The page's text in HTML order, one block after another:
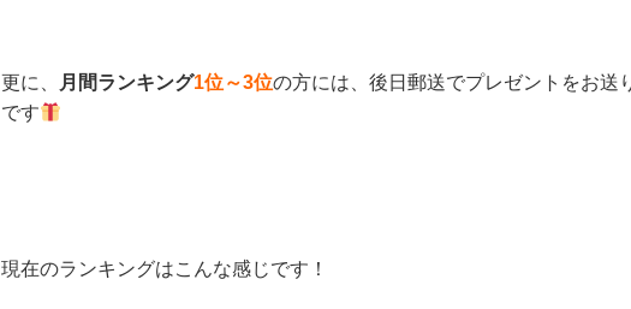
更に、 月間ランキング1位～3位の方には、後日郵送でプレゼントをお送
です
現在のランキングはこんな感じです！